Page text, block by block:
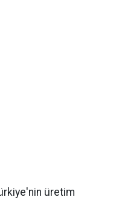
üretim